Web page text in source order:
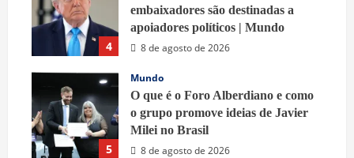
4
embaixadores são destinadas a
apoiadores políticos | Mundo
8 de agosto de 2026
5
Mundo
O que é o Foro Alberdiano e como
o grupo promove ideias de Javier
Milei no Brasil
8 de agosto de 2026